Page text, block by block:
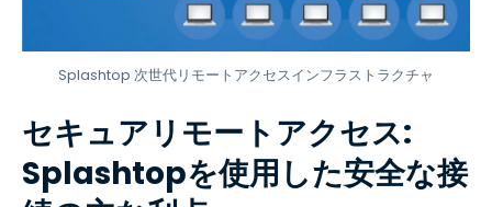
Splashtop 次世代リモートアクセスインフラストラクチャ
セキュアリモートアクセス:
Splashtopを使用した安全な接